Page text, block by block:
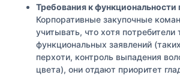
Требования к функциональности
Корпоративные закупочные
учитывать, что хотя
функциональных заявлений
перхоти, контроль выпадения
цвета), они отдают приоритет